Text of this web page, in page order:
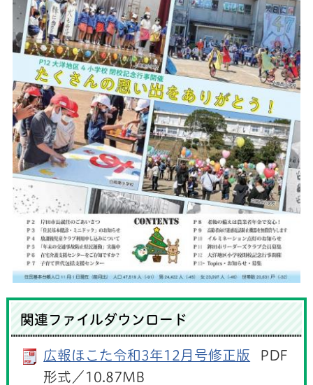
関連ファイルダウンロード
広報ほこた令和3年12月号修正版
PDF
形式／10.87MB